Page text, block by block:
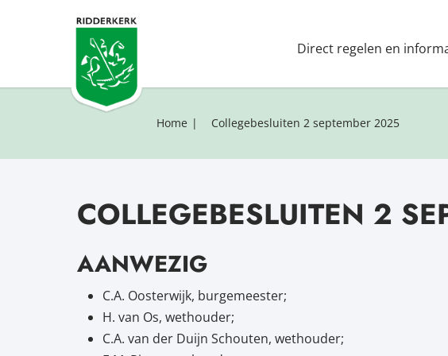
Direct regelen en
Home Collegebesluiten 2 september 2025
COLLEGEBESLUITEN 2
AANWEZIG
C.A. Oosterwijk, burgemeester;
H. van Os, wethouder;
C.A. van der Duijn Schouten, wethouder;